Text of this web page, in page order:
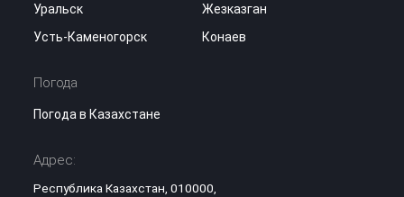
Уральск
Жезказган
Усть-Каменогорск
Конаев
Погода
Погода в Казахстане
Адрес:
Республика Казахстан, 010000,